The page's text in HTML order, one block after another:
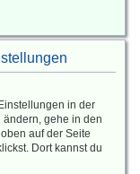
in der
ändern, gehe in den
auf der Seite
Dort kannst du